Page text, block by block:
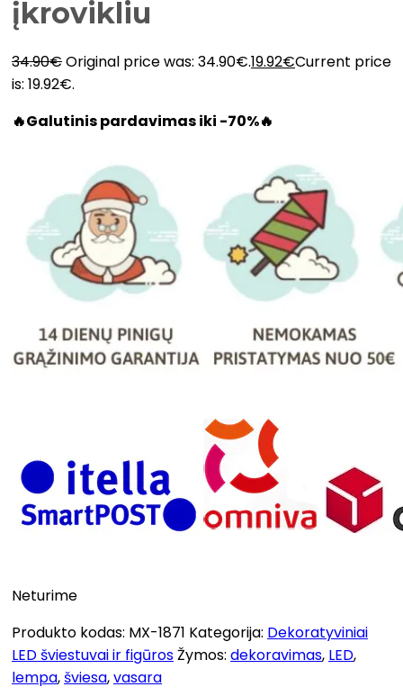
įkrovikliu
34.90€Original price was: 34.90€.19.92€Current price
is: 19.92€.
🔥Galutinis pardavimas iki -70%🔥
Neturime
Produkto kodas: MX-1871 Kategorija: Dekoratyviniai
LED šviestuvai ir figūrosŽymos: dekoravimas, LED,
lempa,šviesa,vasara